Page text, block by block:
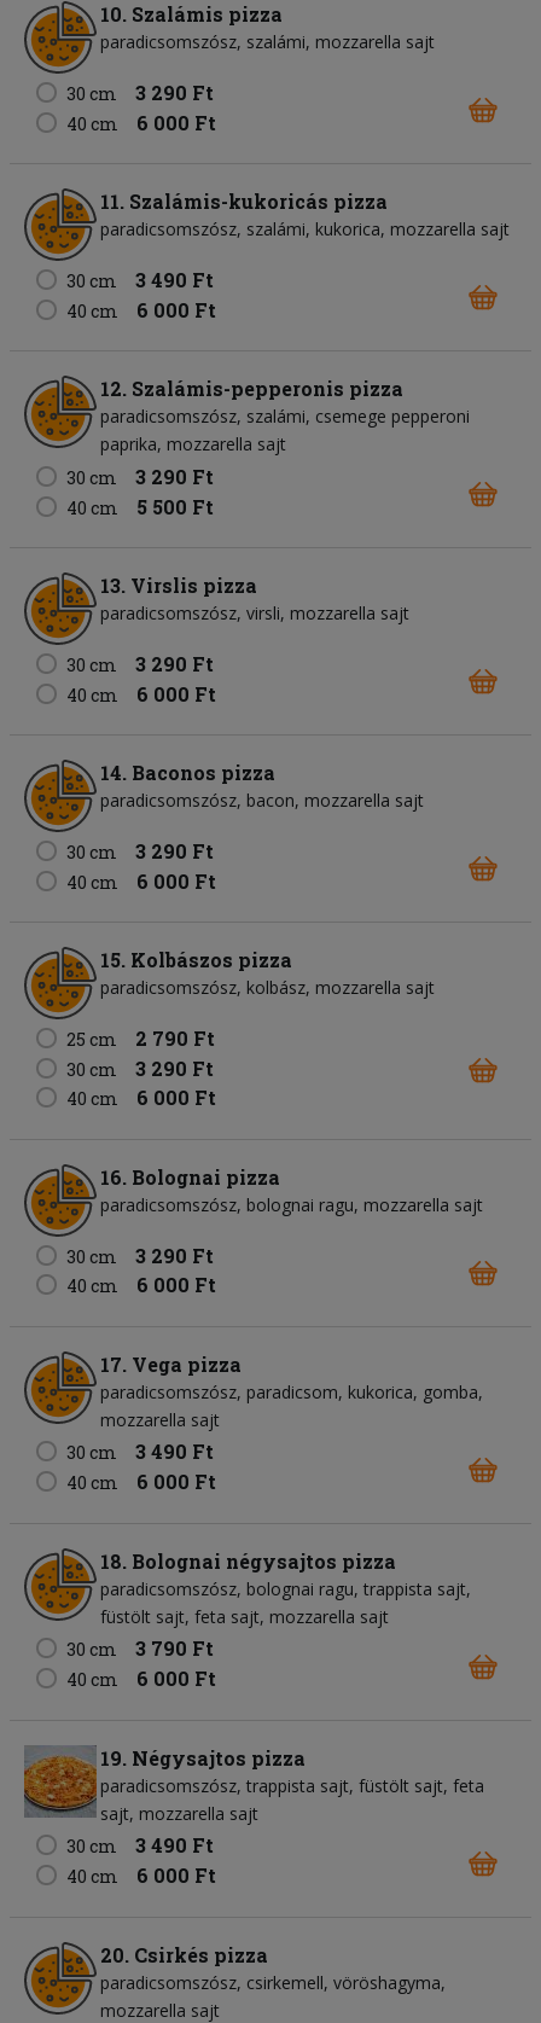
10. Szalámis pizza
paradicsomszósz szalámi mozzarella sajt
30 cm 3 290 Ft
40 cm 6 000 Ft
11. Szalámis-kukoricás pizza
paradicsomszósz szalámi kukorica mozzarella sajt
30 cm 3 490 Ft
40 cm 6 000 Ft
12. Szalámis-pepperonis pizza
paradicsomszósz szalámi csemege pepperoni
paprika mozzarella sajt
30 cm
3 290 Ft
40 cm 5 500 Ft
13. Virslis pizza
paradicsomszósz virsli mozzarella sajt
30 cm 3 290 Ft
40 cm 6 000 Ft
14. Baconos pizza
paradicsomszósz bacon mozzarella sajt
30 cm 3 290 Ft
40 cm 6 000 Ft
15. Kolbászos pizza
paradicsomszósz kolbász mozzarella sajt
25 cm 2 790 Ft
30 cm 3 290 Ft
40 cm 6 000 Ft
16. Bolognai pizza
paradicsomszósz bolognai ragu mozzarella sajt
30 cm 3 290 Ft
40 cm 6 000 Ft
17. Vega pizza
paradicsomszósz paradicsom kukorica gomba
mozzarella sajt
30 cm
3 490 Ft
40 cm 6 000 Ft
18. Bolognai négysajtos pizza
paradicsomszósz bolognai ragu trappista sajt
füstölt sajt feta sajt mozzarella sajt
30 cm
3 790 Ft
40 cm 6 000 Ft
19. Négysajtos pizza
paradicsomszósz trappista sajt füstölt sajt feta
sajt mozzarella sajt
30 cm
3 490 Ft
40 cm 6 000 Ft
20. Csirkés pizza
paradicsomszósz csirkemell vöröshagyma
mozzarella sajt